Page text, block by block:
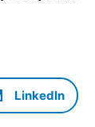
LinkedIn